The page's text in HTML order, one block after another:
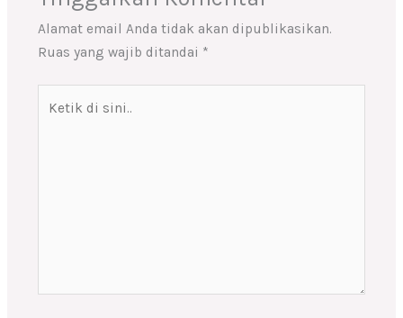
Alamat email Anda tidak akan dipublikasikan.
Ruas yang wajib ditandai *